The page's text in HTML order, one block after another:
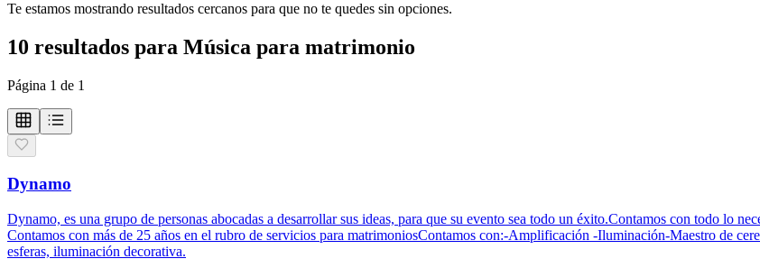
Te estamos mostrando resultados cercanos para que no te quedes sin opciones.
10 resultados para Música para matrimonio
Página 1 de 1
Dynamo
Dynamo, es una grupo de personas abocadas a desarrollar sus ideas, para que su evento sea todo un éxito.Contamos con todo lo
Contamos con más de 25 años en el rubro de servicios para matrimoniosContamos con:-Amplificación -Iluminación-Maestro de
esferas, iluminación decorativa.